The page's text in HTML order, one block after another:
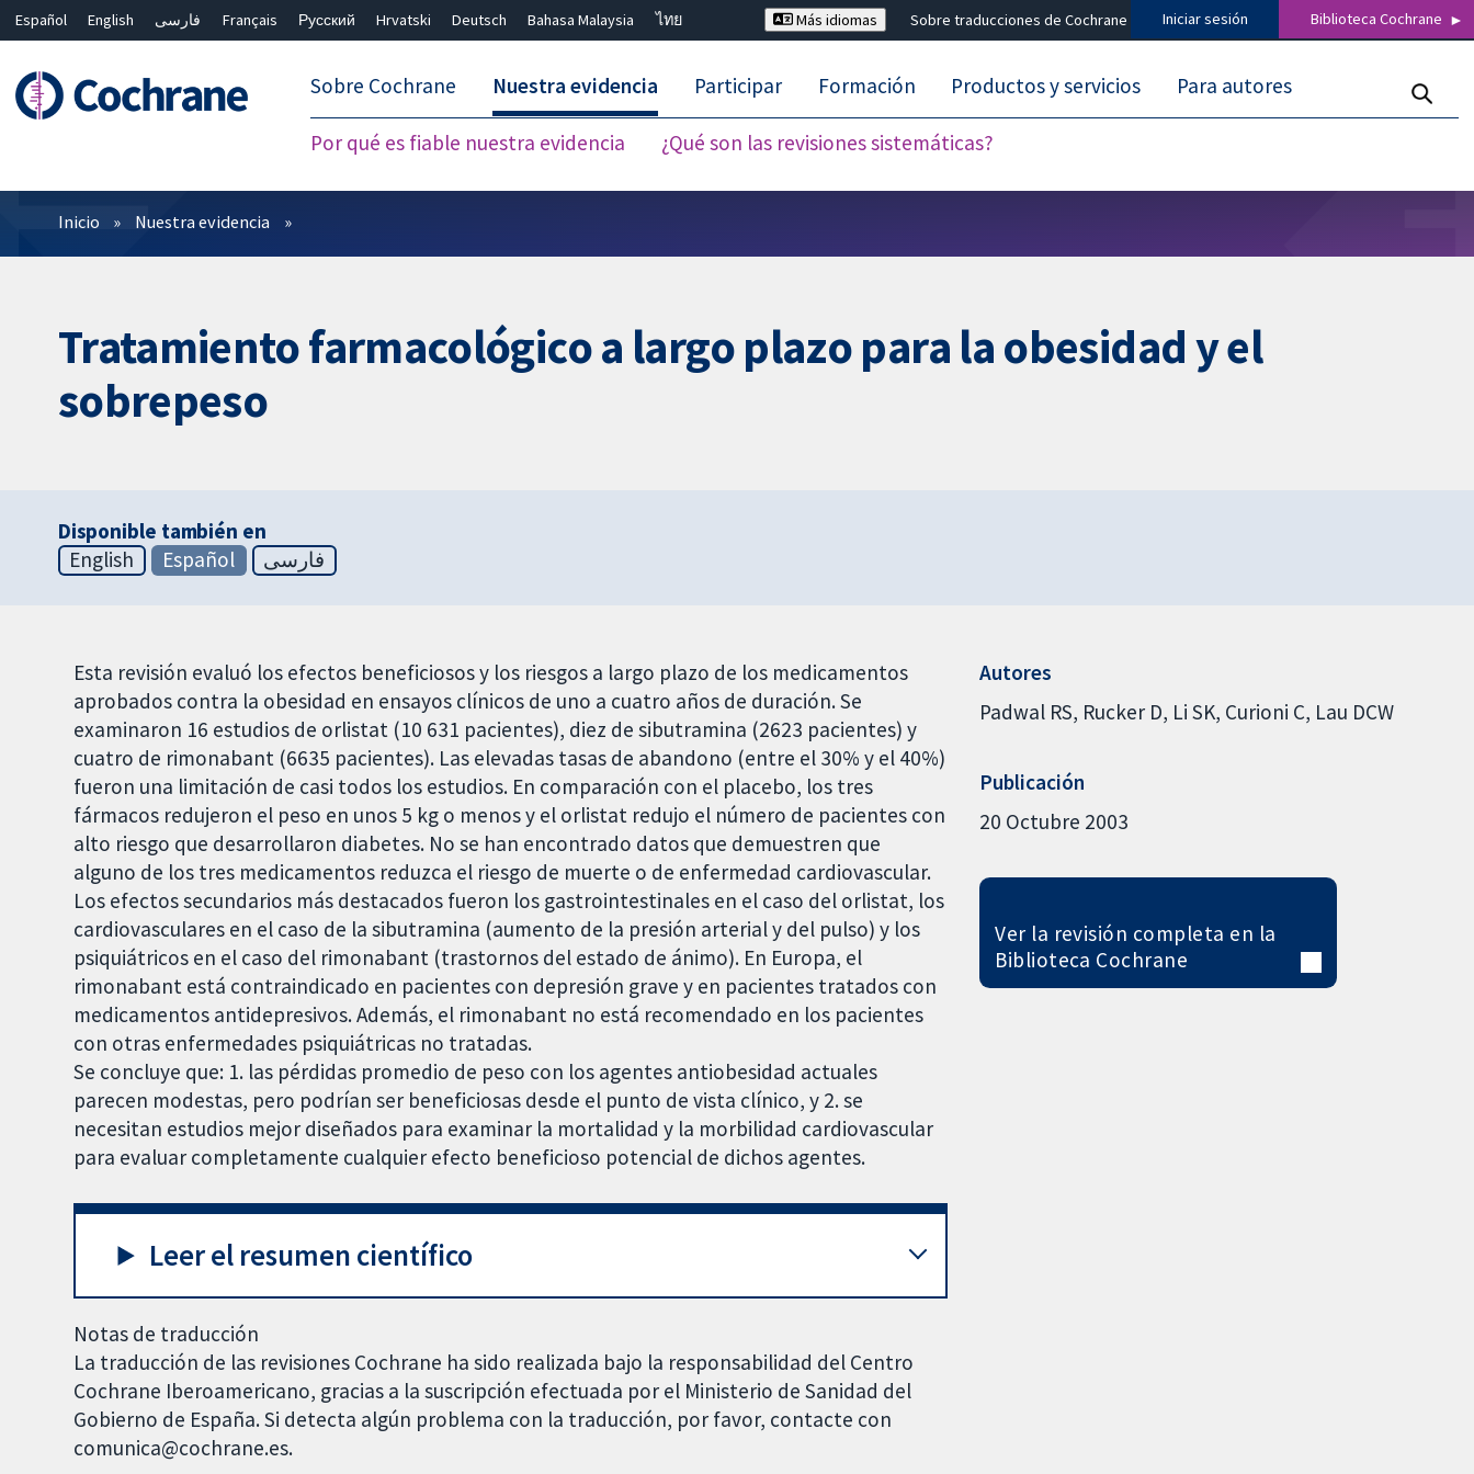
Español English فارسی Français Русский Hrvatski Deutsch Bahasa Malaysia
ไทย
Más idiomas Sobre traducciones de Cochrane Iniciar sesión Biblioteca Cochrane
Sobre Cochrane Nuestra evidencia
Por qué es fiable nuestra evidencia ¿Qué son las revisiones sistemáticas?
Participar Formación Productos y servicios Para autores
Filtros
Inicio Nuestra evidencia
Tratamiento farmacológico a largo plazo para la obesidad y el
sobrepeso
Disponible también en
English
Español فارسی
Esta revisión evaluó los efectos beneficiosos y los riesgos a largo plazo de los medicamentos
aprobados contra la obesidad en ensayos clínicos de uno a cuatro años de duración. Se
examinaron 16 estudios de orlistat (10 631 pacientes), diez de sibutramina (2623 pacientes) y
cuatro de rimonabant (6635 pacientes). Las elevadas tasas de abandono (entre el 30% y el 40%)
fueron una limitación de casi todos los estudios. En comparación con el placebo, los tres
fármacos redujeron el peso en unos 5 kg o menos y el orlistat redujo el número de pacientes con
alto riesgo que desarrollaron diabetes. No se han encontrado datos que demuestren que
alguno de los tres medicamentos reduzca el riesgo de muerte o de enfermedad cardiovascular.
Los efectos secundarios más destacados fueron los gastrointestinales en el caso del orlistat, los
cardiovasculares en el caso de la sibutramina (aumento de la presión arterial y del pulso) y los
psiquiátricos en el caso del rimonabant (trastornos del estado de ánimo). En Europa, el
rimonabant está contraindicado en pacientes con depresión grave y en pacientes tratados con
medicamentos antidepresivos. Además, el rimonabant no está recomendado en los pacientes
con otras enfermedades psiquiátricas no tratadas.
Se concluye que: 1. las pérdidas promedio de peso con los agentes antiobesidad actuales
parecen modestas, pero podrían ser beneficiosas desde el punto de vista clínico, y 2. se
necesitan estudios mejor diseñados para examinar la mortalidad y la morbilidad cardiovascular
para evaluar completamente cualquier efecto beneficioso potencial de dichos agentes.
Leer el resumen científico
Notas de traducción
La traducción de las revisiones Cochrane ha sido realizada bajo la responsabilidad del Centro
Cochrane Iberoamericano, gracias a la suscripción efectuada por el Ministerio de Sanidad del
Gobierno de España. Si detecta algún problema con la traducción, por favor, contacte con
comunica@cochrane.es.
Autores
Padwal RS Rucker D Li SK Curioni C Lau DCW
Publicación
20 Octubre 2003
Ver la revisión completa en la
Biblioteca Cochrane